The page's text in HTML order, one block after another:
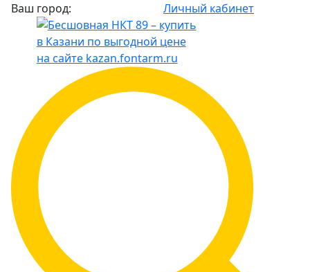
Ваш город: Личный кабинет